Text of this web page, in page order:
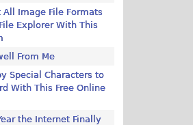
Image File Formats
Explorer With This
From Me
Special Characters to
With This Free Online
the Internet Finally